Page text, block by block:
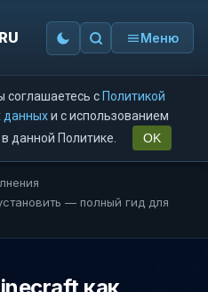
Меню
соглашаетесь с Политикой
данныхи с использованием
данной Политике.
OK
— полный гид для